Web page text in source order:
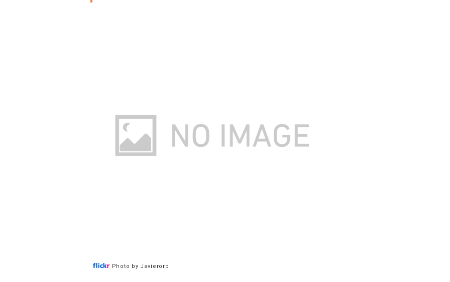
Photo by Javierorp